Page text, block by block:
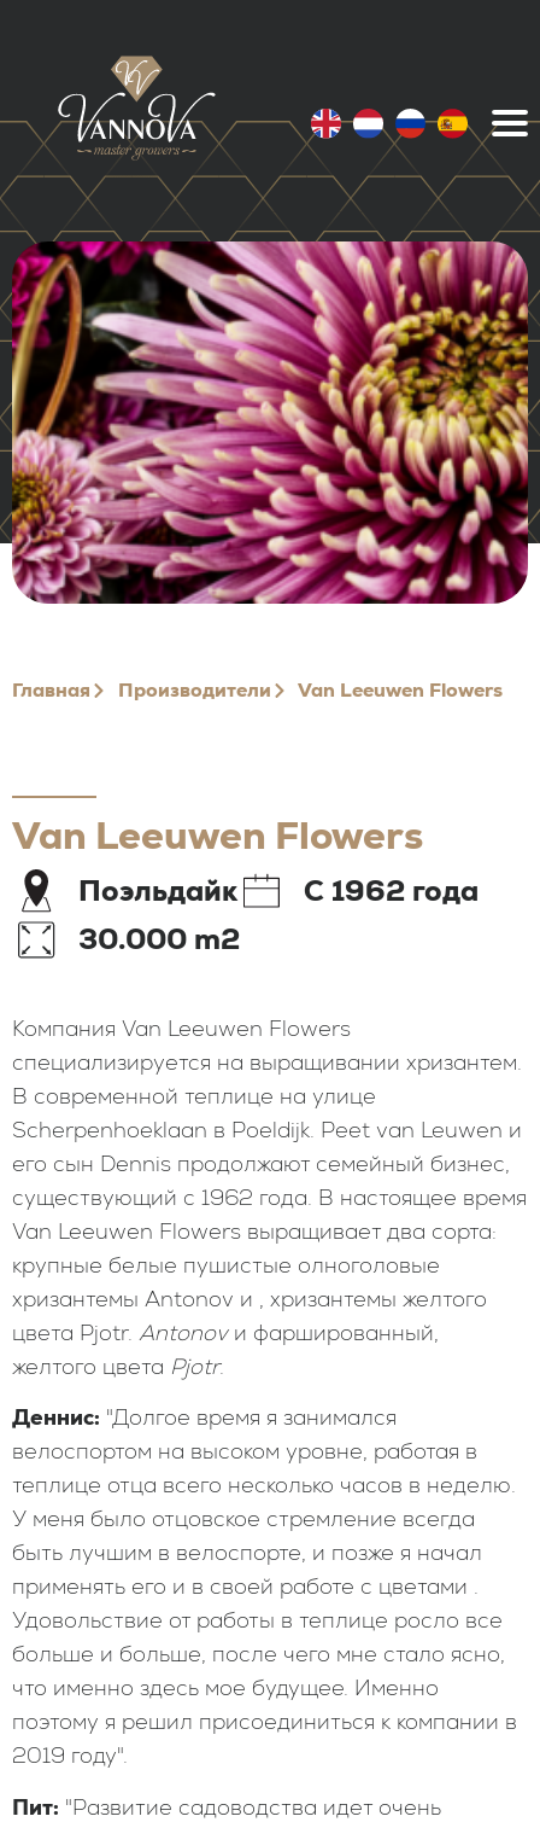
Главная Производители Van Leeuwen Flowers
Van Leeuwen Flowers
Поэльдайк
С 1962 года
30.000 m2
Компания Van Leeuwen Flowers
специализируется на выращивании хризантем.
В современной теплице на улице
Scherpenhoeklaan в Poeldijk. Peet van Leuwen и
его сын Dennis продолжают семейный бизнес,
существующий с 1962 года. В настоящее время
Van Leeuwen Flowers выращивает два сорта:
крупные белые пушистые олноголовые
хризантемы Antonov и , хризантемы желтого
цвета Pjotr. Antonovи фаршированный,
желтого цвета Pjotr.
Деннис: "Долгое время я занимался
велоспортом на высоком уровне, работая в
теплице отца всего несколько часов в неделю.
У меня было отцовское стремление всегда
быть лучшим в велоспорте, и позже я начал
применять его и в своей работе с цветами .
Удовольствие от работы в теплице росло все
больше и больше, после чего мне стало ясно,
что именно здесь мое будущее. Именно
поэтому я решил присоединиться к компании в
2019 году".
Пит: "Развитие садоводства идет очень